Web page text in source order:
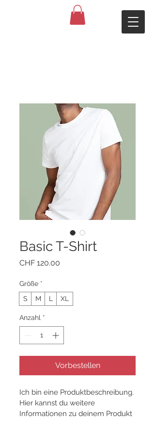
Basic T-Shirt
CHF 120.00
Größe *
S
M L XL
Anzahl *
Vorbestellen
Ich bin eine Produktbeschreibung.
Hier kannst du weitere
Informationen zu deinem Produkt